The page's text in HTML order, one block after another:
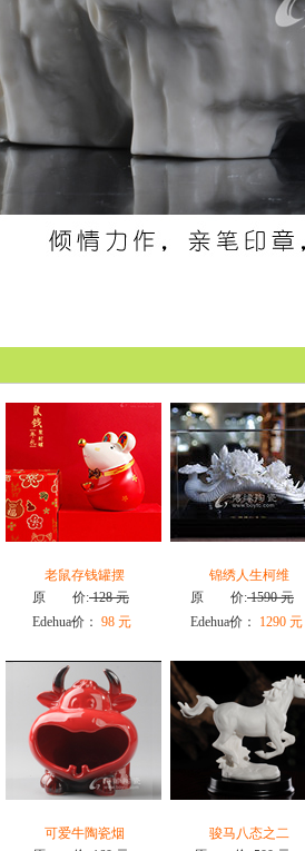
老鼠存钱罐摆
原 价:128 元
Edehua价： 98 元
锦绣人生柯维
原 价:1590 元
Edehua价：
1290 元
可爱牛陶瓷烟
骏马八态之二